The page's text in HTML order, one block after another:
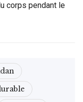
corps pendant le